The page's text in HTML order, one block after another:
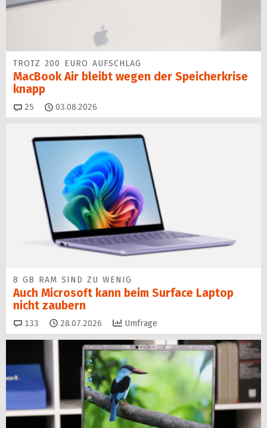
TROTZ 200 EURO AUFSCHLAG
MacBook Air bleibt wegen der Speicherkrise
knapp
25 Kommentare
03.08.2026
8 GB RAM SIND ZU WENIG
Auch Microsoft kann beim Surface Laptop
nicht zaubern
133 Kommentare
28.07.2026 Umfrage